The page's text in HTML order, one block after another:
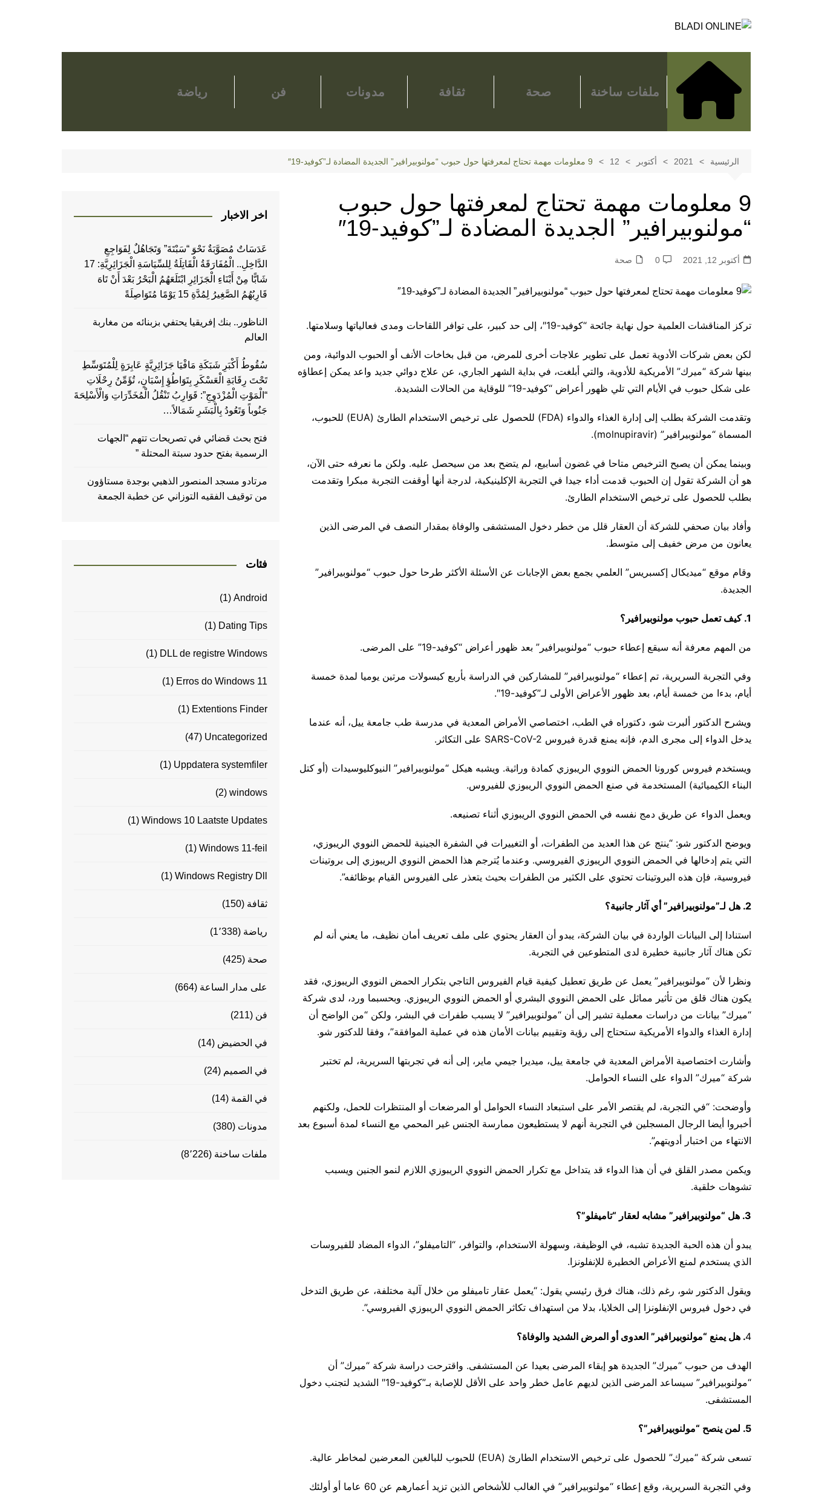
ملفات ساخنة صحة ثقافة مدونات فن رياضة
الرئيسية 2021 أكتوبر 12 9 معلومات مهمة تحتاج لمعرفتها حول حبوب “مولنوبيرافير” الجديدة المضادة لـ”كوفيد-19″
9 معلومات مهمة تحتاج لمعرفتها حول حبوب
“مولنوبيرافير” الجديدة المضادة لـ”كوفيد-19″
أكتوبر 12, 2021 0 صحة
تركز المناقشات العلمية حول نهاية جائحة “كوفيد-19″، إلى حد كبير، على توافر اللقاحات ومدى فعالياتها وسلامتها.
لكن بعض شركات الأدوية تعمل على تطوير علاجات أخرى للمرض، من قبل بخاخات الأنف أو الحبوب الدوائية، ومن
بينها شركة “ميرك” الأمريكية للأدوية، والتي أبلغت، في بداية الشهر الجاري، عن علاج دوائي جديد واعد يمكن إعطاؤه
على شكل حبوب في الأيام التي تلي ظهور أعراض “كوفيد-19” للوقاية من الحالات الشديدة.
وتقدمت الشركة بطلب إلى إدارة الغذاء والدواء (FDA) للحصول على ترخيص الاستخدام الطارئ (EUA) للحبوب،
المسماة “مولنوبيرافير” (molnupiravir).
وبينما يمكن أن يصبح الترخيص متاحا في غضون أسابيع، لم يتضح بعد من سيحصل عليه. ولكن ما نعرفه حتى الآن،
هو أن الشركة تقول إن الحبوب قدمت أداء جيدا في التجربة الإكلينيكية، لدرجة أنها أوقفت التجربة مبكرا وتقدمت
بطلب للحصول على ترخيص الاستخدام الطارئ.
وأفاد بيان صحفي للشركة أن العقار قلل من خطر دخول المستشفى والوفاة بمقدار النصف في المرضى الذين
يعانون من مرض خفيف إلى متوسط.
وقام موقع “ميديكال إكسبريس” العلمي بجمع بعض الإجابات عن الأسئلة الأكثر طرحا حول حبوب “مولنوبيرافير”
الجديدة.
1. كيف تعمل حبوب مولنوبيرافير؟
من المهم معرفة أنه سيقع إعطاء حبوب “مولنوبيرافير” بعد ظهور أعراض “كوفيد-19” على المرضى.
وفي التجربة السريرية، تم إعطاء “مولنوبيرافير” للمشاركين في الدراسة بأربع كبسولات مرتين يوميا لمدة خمسة
أيام، بدءا من خمسة أيام، بعد ظهور الأعراض الأولى لـ”كوفيد-19″.
ويشرح الدكتور ألبرت شو، دكتوراه في الطب، اختصاصي الأمراض المعدية في مدرسة طب جامعة ييل، أنه عندما
يدخل الدواء إلى مجرى الدم، فإنه يمنع قدرة فيروس SARS-CoV-2 على التكاثر.
ويستخدم فيروس كورونا الحمض النووي الريبوزي كمادة وراثية. ويشبه هيكل “مولنوبيرافير” النيوكليوسيدات (أو كتل
البناء الكيميائية) المستخدمة في صنع الحمض النووي الريبوزي للفيروس.
ويعمل الدواء عن طريق دمج نفسه في الحمض النووي الريبوزي أثناء تصنيعه.
ويوضح الدكتور شو: “ينتج عن هذا العديد من الطفرات، أو التغييرات في الشفرة الجينية للحمض النووي الريبوزي،
التي يتم إدخالها في الحمض النووي الريبوزي الفيروسي. وعندما يُترجم هذا الحمض النووي الريبوزي إلى بروتينات
فيروسية، فإن هذه البروتينات تحتوي على الكثير من الطفرات بحيث يتعذر على الفيروس القيام بوظائفه”.
2. هل لـ”مولنوبيرافير” أي آثار جانبية؟
استنادا إلى البيانات الواردة في بيان الشركة، يبدو أن العقار يحتوي على ملف تعريف أمان نظيف، ما يعني أنه لم
تكن هناك آثار جانبية خطيرة لدى المتطوعين في التجربة.
ونظرا لأن “مولنوبيرافير” يعمل عن طريق تعطيل كيفية قيام الفيروس التاجي بتكرار الحمض النووي الريبوزي، فقد
يكون هناك قلق من تأثير مماثل على الحمض النووي البشري أو الحمض النووي الريبوزي. وبحسبما ورد، لدى شركة
“ميرك” بيانات من دراسات معملية تشير إلى أن “مولنوبيرافير” لا يسبب طفرات في البشر، ولكن “من الواضح أن
إدارة الغذاء والدواء الأمريكية ستحتاج إلى رؤية وتقييم بيانات الأمان هذه في عملية الموافقة”، وفقا للدكتور شو.
وأشارت اختصاصية الأمراض المعدية في جامعة ييل، ميديرا جيمي ماير، إلى أنه في تجربتها السريرية، لم تختبر
شركة “ميرك” الدواء على النساء الحوامل.
وأوضحت: “في التجربة، لم يقتصر الأمر على استبعاد النساء الحوامل أو المرضعات أو المنتظرات للحمل، ولكنهم
أخبروا أيضا الرجال المسجلين في التجربة أنهم لا يستطيعون ممارسة الجنس غير المحمي مع النساء لمدة أسبوع بعد
الانتهاء من اختبار أدويتهم”.
ويكمن مصدر القلق في أن هذا الدواء قد يتداخل مع تكرار الحمض النووي الريبوزي اللازم لنمو الجنين ويسبب
تشوهات خلقية.
3. هل “مولنوبيرافير” مشابه لعقار “تاميفلو”؟
يبدو أن هذه الحبة الجديدة تشبه، في الوظيفة، وسهولة الاستخدام، والتوافر، “التاميفلو”، الدواء المضاد للفيروسات
الذي يستخدم لمنع الأعراض الخطيرة للإنفلونزا.
ويقول الدكتور شو، رغم ذلك، هناك فرق رئيسي يقول: “يعمل عقار تاميفلو من خلال آلية مختلفة، عن طريق التدخل
في دخول فيروس الإنفلونزا إلى الخلايا، بدلا من استهداف تكاثر الحمض النووي الريبوزي الفيروسي”.
4. هل يمنع “مولنوبيرافير” العدوى أو المرض الشديد والوفاة؟
الهدف من حبوب “ميرك” الجديدة هو إبقاء المرضى بعيدا عن المستشفى. واقترحت دراسة شركة “ميرك” أن
“مولنوبيرافير” سيساعد المرضى الذين لديهم عامل خطر واحد على الأقل للإصابة بـ”كوفيد-19″ الشديد لتجنب دخول
المستشفى.
5. لمن ينصح “مولنوبيرافير”؟
تسعى شركة “ميرك” للحصول على ترخيص الاستخدام الطارئ (EUA) للحبوب للبالغين المعرضين لمخاطر عالية.
وفي التجربة السريرية، وقع إعطاء “مولنوبيرافير” في الغالب للأشخاص الذين تزيد أعمارهم عن 60 عاما أو أولئك
اخر الاخبار
عَدَسَاتٌ مُصَوَّبَةٌ نَحْوَ “سَبْتَةَ” وَتَجَاهُلٌ لِفَوَاجِعِ
الدَّاخِلِ.. الْمُفَارَقَةُ الْقَاتِلَةُ لِلسِّيَاسَةِ الْجَزَائِرِيَّةِ: 17
شَابًّا مِنْ أَبْنَاءِ الْجَزَائِرِ ابْتَلَعَهُمُ الْبَحْرُ بَعْدَ أَنْ تَاهَ
قَارِبُهُمُ الصَّغِيرُ لِمُدَّةِ 15 يَوْمًا مُتَوَاصِلَةً
الناظور.. بنك إفريقيا يحتفي بزبنائه من مغاربة
العالم
سُقُوطُ أَكْبَرِ شَبَكَةِ مَافْيَا جَزَائِرِيَّةٍ عَابِرَةٍ لِلْمُتَوَسِّطِ
تَحْتَ رِقَابَةِ الْعَسْكَرِ بِتَوَاطُؤِ إِسْبَانٍ، تُؤَمِّنُ رِحْلَاتِ
“الْمَوْتِ الْمُزْدَوِجِ”: قَوَارِبُ تَنْقُلُ الْمُخَدِّرَاتِ وَالْأَسْلِحَةَ
جَنُوباً وَتَعُودُ بِالْبَشَرِ شَمَالاً…
فتح بحث قضائي في تصريحات تتهم “الجهات
الرسمية بفتح حدود سبتة المحتلة ”
مرتادو مسجد المنصور الذهبي بوجدة مستاؤون
من توقيف الفقيه التوزاني عن خطبة الجمعة
فئات
Android
(1)
Dating Tips
(1)
DLL de registre Windows
(1)
Erros do Windows 11
(1)
Extentions Finder
(1)
Uncategorized
(47)
Uppdatera systemfiler
(1)
windows
(2)
Windows 10 Laatste Updates
(1)
Windows 11-feil
(1)
Windows Registry Dll
(1)
ثقافة (150)
رياضة (1٬338)
صحة (425)
على مدار الساعة (664)
فن (211)
في الحضيض (14)
في الصميم (24)
في القمة (14)
مدونات (380)
ملفات ساخنة (8٬226)